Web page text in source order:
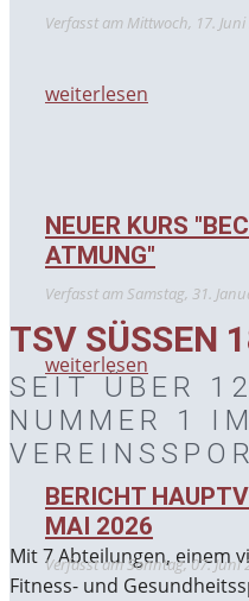
TSV SÜSSEN
SEIT ÜBER
NUMMER 1 IM
Mit 7 Abteilungen, einem
Fitness- und
Verfasst am Mittwoch, 17.
weiterlesen
NEUER KURS
ATMUNG"
Verfasst amSamstag, 31.
weiterlesen
BERICHT
MAI 2026
Verfasst amSonntag, 07. Juni